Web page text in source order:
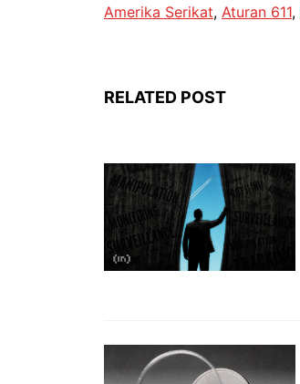
Amerika Serikat, Aturan 611,
RELATED POST